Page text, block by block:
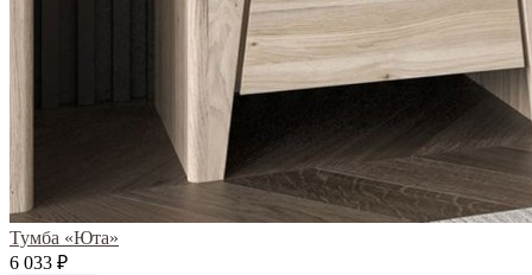
Тумба «Юта»
6 033 ₽